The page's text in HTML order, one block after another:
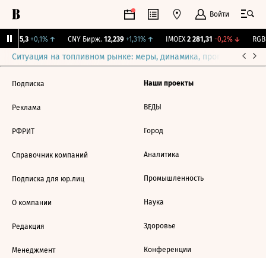
Войти
115,3 +0,1%↑ CNY Бирж. 12,239 +1,31%↑ IMOEX 2 281,31 -0,2%↓
Ситуация на топливном рынке: меры, динамика, прогнозы
Подписка
Реклама
РФРИТ
Справочник компаний
Подписка для юр.лиц
О компании
Редакция
Менеджмент
Наши проекты
ВЕДЫ
Город
Аналитика
Промышленность
Наука
Здоровье
Конференции